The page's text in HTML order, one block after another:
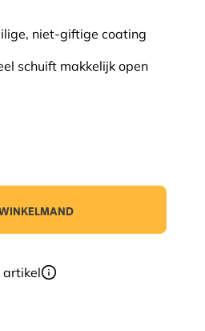
niet-giftige coating
schuift makkelijk open
artikel